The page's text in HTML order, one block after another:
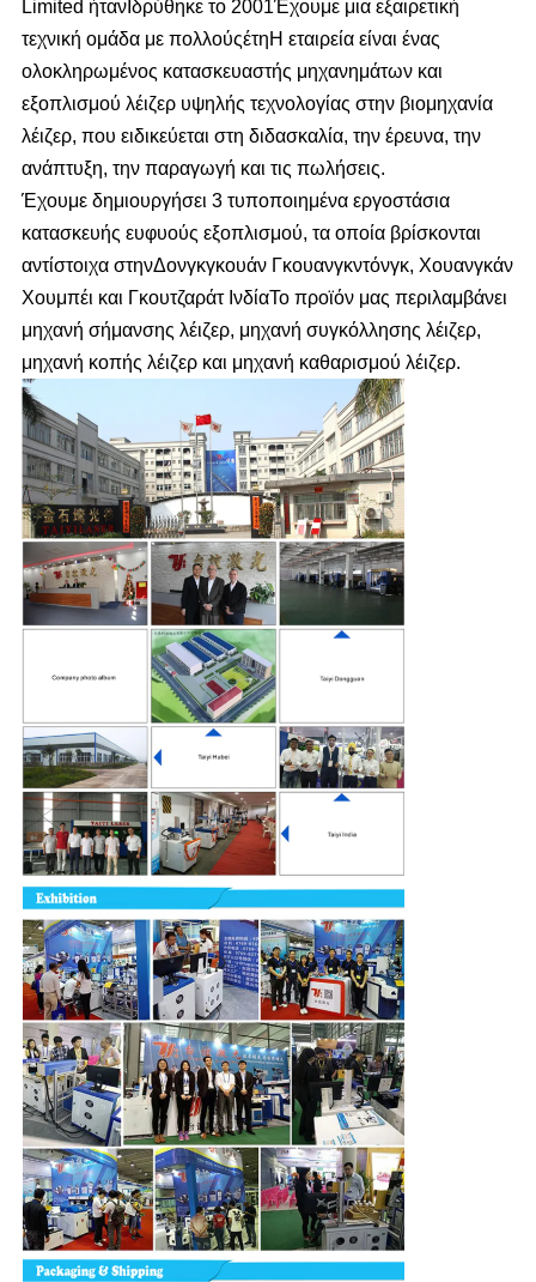
Limited ήτανΙδρύθηκε το 2001Έχουμε μια εξαιρετική
τεχνική ομάδα με πολλούςέτηΗ εταιρεία είναι ένας
ολοκληρωμένος κατασκευαστής μηχανημάτων και
εξοπλισμού λέιζερ υψηλής τεχνολογίας στην βιομηχανία
λέιζερ, που ειδικεύεται στη διδασκαλία, την έρευνα, την
ανάπτυξη, την παραγωγή και τις πωλήσεις.
Έχουμε δημιουργήσει 3 τυποποιημένα εργοστάσια
κατασκευής ευφυούς εξοπλισμού, τα οποία βρίσκονται
αντίστοιχα στηνΔονγκγκουάν Γκουανγκντόνγκ, Χουανγκάν
Χουμπέι και Γκουτζαράτ ΙνδίαΤο προϊόν μας περιλαμβάνει
μηχανή σήμανσης λέιζερ, μηχανή συγκόλλησης λέιζερ,
μηχανή κοπής λέιζερ και μηχανή καθαρισμού λέιζερ.